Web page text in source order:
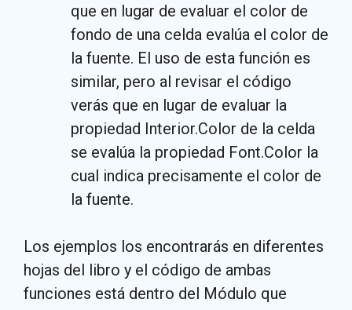
que en lugar de evaluar el color de
fondo de una celda evalúa el color de
la fuente. El uso de esta función es
similar, pero al revisar el código
verás que en lugar de evaluar la
propiedad Interior.Color de la celda
se evalúa la propiedad Font.Color la
cual indica precisamente el color de
la fuente.
Los ejemplos los encontrarás en diferentes
hojas del libro y el código de ambas
funciones está dentro del Módulo que